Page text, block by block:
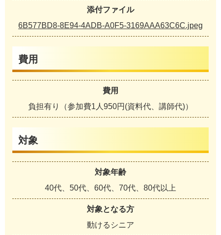
添付ファイル
6B577BD8-8E94-4ADB-A0F5-3169AAA63C6C.jpeg
費用
費用
負担有り（参加費1人950円(資料代、講師代)）
対象
対象年齢
40代、50代、60代、70代、80代以上
対象となる方
動けるシニア